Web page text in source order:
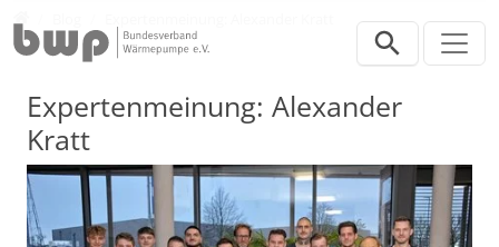
Expertenmeinung: Alexander
Kratt